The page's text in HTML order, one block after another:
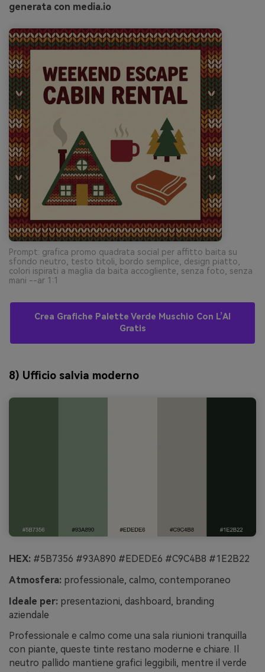
generata con media.io
Prompt: grafica promo quadrata social per affitto baita su
sfondo neutro, testo titoli, bordo semplice, design piatto,
colori ispirati a maglia da baita accogliente, senza foto, senza
mani --ar 1:1
Crea Grafiche Palette Verde Muschio Con L’AI
Gratis
8) Ufficio salvia moderno
HEX: #5B7356 #93A890 #EDEDE6 #C9C4B8 #1E2B22
Atmosfera: professionale, calmo, contemporaneo
Ideale per: presentazioni, dashboard, branding
aziendale
Professionale e calmo come una sala riunioni tranquilla
con piante, queste tinte restano moderne e chiare. Il
neutro pallido mantiene grafici leggibili, mentre il verde